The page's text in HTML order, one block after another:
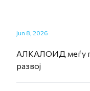
Jun 8, 2026
АЛКАЛОИД меѓу
развој